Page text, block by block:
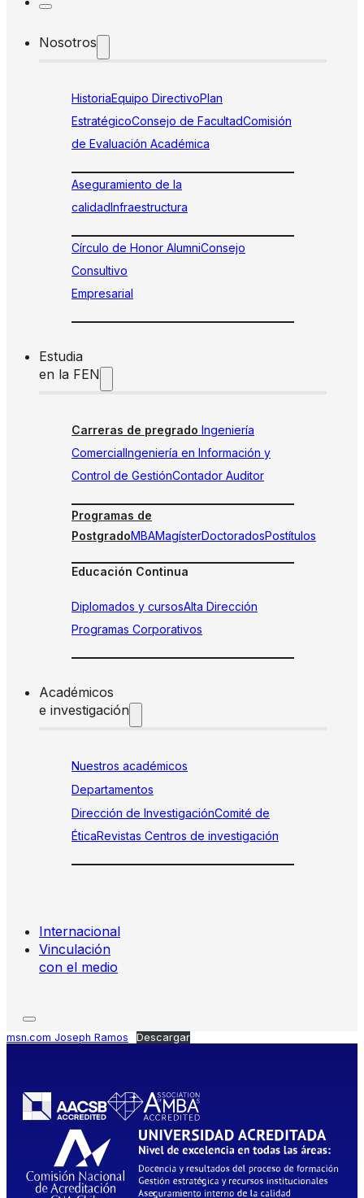
Nosotros
HistoriaEquipo DirectivoPlan
EstratégicoConsejo de FacultadComisión
de Evaluación Académica
Aseguramiento de la
calidadInfraestructura
Círculo de Honor AlumniConsejo
Consultivo
Empresarial
Estudia
en la FEN
Carreras de pregrado Ingeniería
ComercialIngeniería en Información y
Control de GestiónContador Auditor
Programas de
PostgradoMBAMagísterDoctoradosPostítulos
Educación Continua
Diplomados y cursosAlta Dirección
Programas Corporativos
Académicos
e investigación
Nuestros académicos
Departamentos
Dirección de InvestigaciónComité de
ÉticaRevistas Centros de investigación
Internacional
Vinculación
con el medio
msn.com Joseph Ramos Descargar